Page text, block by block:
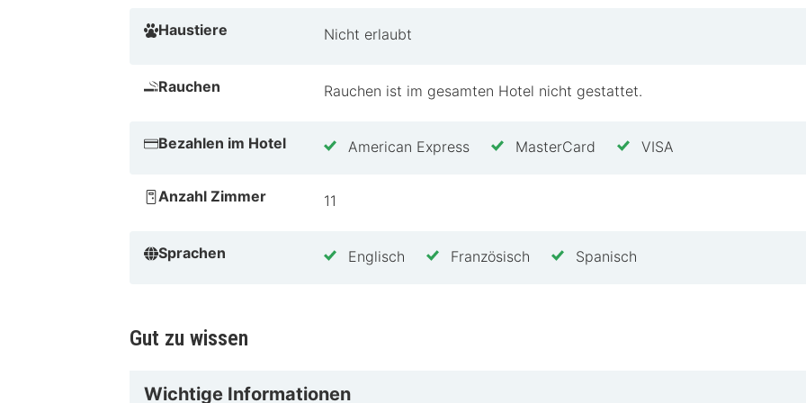
Umgebung. Ein idealer Ort für einen erholsamen Wellness-Retreat oder um die
heute und erlebe alles, was das Auberge de Banne zu bieten hat!
Haustiere Nicht erlaubt
Rauchen Rauchen ist im gesamten Hotel nicht gestattet.
Bezahlen im Hotel American Express MasterCard VISA
Anzahl Zimmer 11
Sprachen Englisch Französisch Spanisch
Gut zu wissen
Wichtige Informationen